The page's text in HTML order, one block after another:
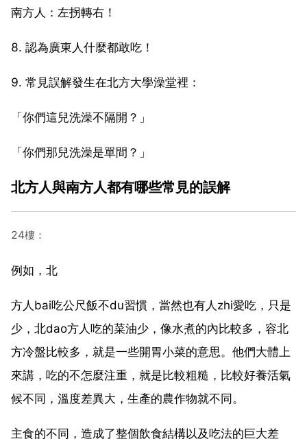
南方人：左拐轉右！
8. 認為廣東人什麼都敢吃！
9. 常見誤解發生在北方大學澡堂裡：
「你們這兒洗澡不隔開？」
「你們那兒洗澡是單間？」
北方人與南方人都有哪些常見的誤解
24樓：
例如，北
方人bai吃公尺飯不du習慣，當然也有人zhi愛吃，只是
少，北dao方人吃的菜油少，像水煮的內比較多，容北
方冷盤比較多，就是一些開胃小菜的意思。他們大體上
來講，吃的不怎麼注重，就是比較粗糙，比較好養活氣
候不同，溫度差異大，生產的農作物就不同。
主食的不同，造成了整個飲食結構以及吃法的巨大差